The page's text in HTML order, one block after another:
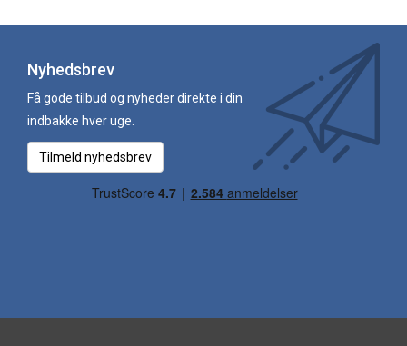
Nyhedsbrev
Få gode tilbud og nyheder direkte i din
indbakke hver uge.
Tilmeld nyhedsbrev